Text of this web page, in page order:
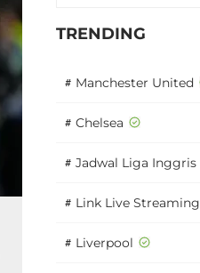
TRENDING
# Manchester United
# Chelsea
# Jadwal Liga Inggris
# Link Live Streaming
# Liverpool